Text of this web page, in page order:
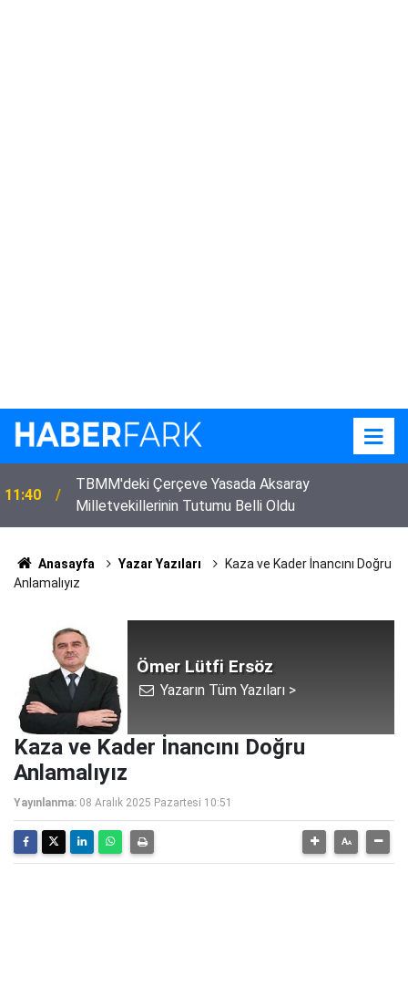
11:40
TBMM'deki Çerçeve Yasada Aksaray
Milletvekillerinin Tutumu Belli Oldu
Anasayfa Yazar Yazıları
Kaza ve Kader İnancını Doğru
Anlamalıyız
Ömer Lütfi Ersöz
Yazarın Tüm Yazıları >
Kaza ve Kader İnancını Doğru
Anlamalıyız
Yayınlanma: 08 Aralık 2025 Pazartesi 10:51